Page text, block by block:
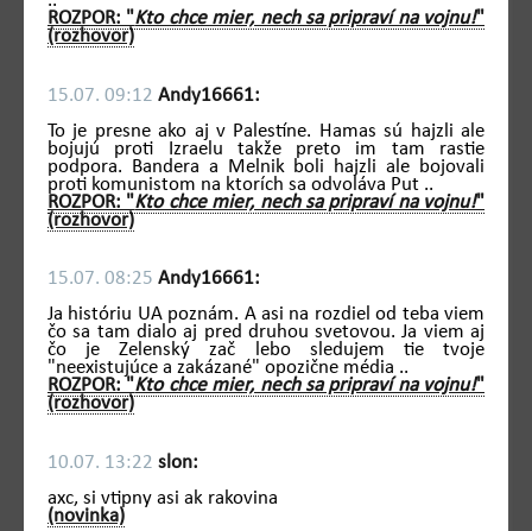
ROZPOR: "Kto chce mier, nech sa pripraví na vojnu!"
(rozhovor)
15.07. 09:12 Andy16661:
To je presne ako aj v Palestíne. Hamas sú hajzli ale
bojujú proti Izraelu takže preto im tam rastie
podpora. Bandera a Melnik boli hajzli ale bojovali
proti komunistom na ktorích sa odvoláva Put ..
ROZPOR: "Kto chce mier, nech sa pripraví na vojnu!"
(rozhovor)
15.07. 08:25 Andy16661:
Ja históriu UA poznám. A asi na rozdiel od teba viem
čo sa tam dialo aj pred druhou svetovou. Ja viem aj
čo je Zelenský zač lebo sledujem tie tvoje
"neexistujúce a zakázané" opozične média ..
ROZPOR: "Kto chce mier, nech sa pripraví na vojnu!"
(rozhovor)
10.07. 13:22 slon:
axc, si vtipny asi ak rakovina
(novinka)